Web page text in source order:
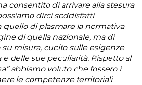
consentito di arrivare alla stesura
dirci soddisfatti.
quello di plasmare la normativa
di quella nazionale, ma di
su misura, cucito sulle esigenze
delle sue peculiarità. Rispetto al
abbiamo voluto che fossero i
le competenze territoriali